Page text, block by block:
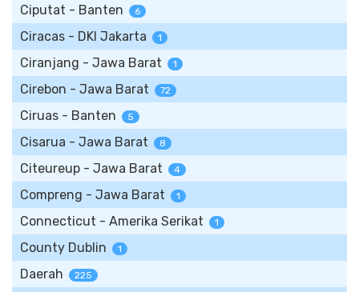
Ciputat - Banten 6
Ciracas - DKI Jakarta 1
Ciranjang - Jawa Barat 1
Cirebon - Jawa Barat 72
Ciruas - Banten 5
Cisarua - Jawa Barat 8
Citeureup - Jawa Barat 4
Compreng - Jawa Barat 1
Connecticut - Amerika Serikat 1
County Dublin 1
Daerah 225